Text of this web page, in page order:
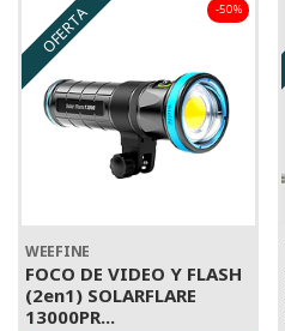
OFERTA -50%
WEEFINE
FOCO DE VIDEO Y FLASH
(2en1) SOLARFLARE
13000PR...